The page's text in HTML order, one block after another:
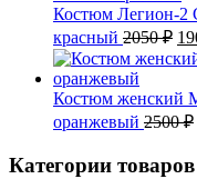
Костюм Легион-2
красный 2050₽
Костюм женский
оранжевый 2500₽
Категории товаров